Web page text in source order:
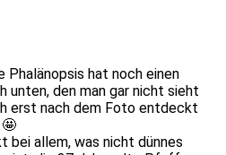
Phalänopsis hat noch einen
unten, den man gar nicht sieht
erst nach dem Foto entdeckt
bei allem, was nicht dünnes